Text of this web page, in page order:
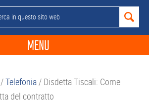
MENU
GUIDE ACQUISTO
/Telefonia/ Disdetta Tiscali: Come
del contratto